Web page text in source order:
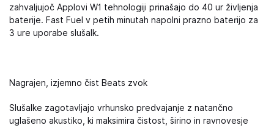
zahvaljujoč Applovi W1 tehnologiji prinašajo do 40 ur življenja
baterije. Fast Fuel v petih minutah napolni prazno baterijo za
3 ure uporabe slušalk.
Nagrajen, izjemno čist Beats zvok
Slušalke zagotavljajo vrhunsko predvajanje z natančno
uglašeno akustiko, ki maksimira čistost, širino in ravnovesje